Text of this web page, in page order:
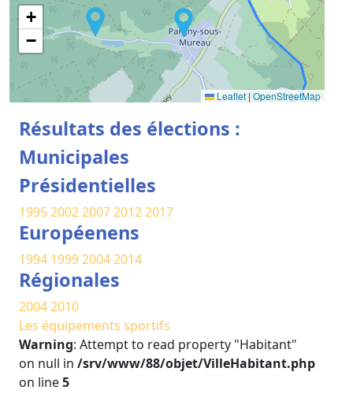
+
−
Leaflet | OpenStreetMap
Résultats des élections :
Municipales
Présidentielles
19952002200720122017
Européenens
1994 199920042014
Régionales
20042010
Les équipements sportifs
Warning: Attempt to read property "Habitant"
on null in /srv/www/88/objet/VilleHabitant.php
on line5